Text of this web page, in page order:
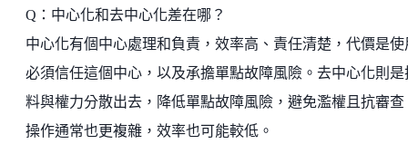
Q：中心化和去中心化差在哪？
中心化有個中心處理和負責，效率高、責任清楚，代價是使
必須信任這個中心，以及承擔單點故障風險。去中心化則是
料與權力分散出去，降低單點故障風險，避免濫權且抗審查
操作通常也更複雜，效率也可能較低。